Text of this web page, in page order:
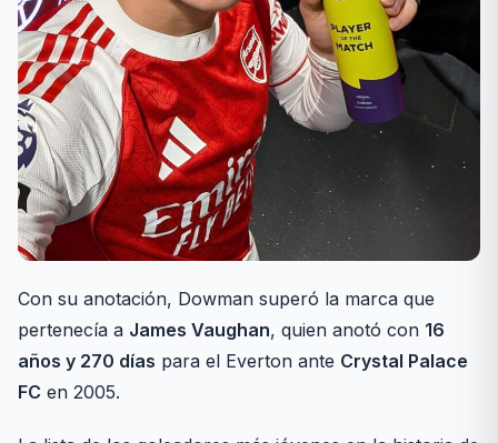
Con su anotación, Dowman superó la marca que
pertenecía a James Vaughan, quien anotó con 16
años y 270 días para el Everton ante Crystal Palace
FC en 2005.